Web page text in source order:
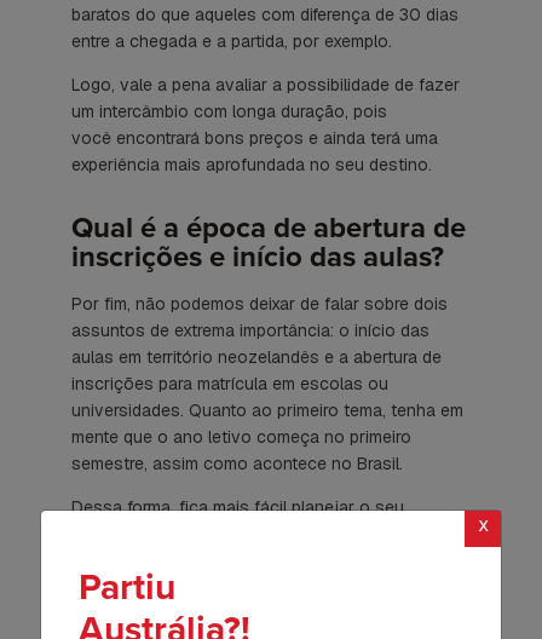
baratos do que aqueles com diferença de 30 dias
entre a chegada e a partida, por exemplo.
Logo, vale a pena avaliar a possibilidade de fazer
um intercâmbio com longa duração, pois
você encontrará bons preços e ainda terá uma
experiência mais aprofundada no seu destino.
Qual é a época de abertura de
inscrições e início das aulas?
Por fim, não podemos deixar de falar sobre dois
assuntos de extrema importância: o início das
aulas em território neozelandês e a abertura de
inscrições para matrícula em escolas ou
universidades. Quanto ao primeiro tema, tenha em
mente que o ano letivo começa no primeiro
semestre, assim como acontece no Brasil.
Dessa forma, fica mais fácil planejar o seu
escolar/acadêmico oposto ao nosso — que
começa em setembro e continua em janeiro do
x
Partiu